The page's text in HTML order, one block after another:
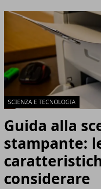
SCIENZA E TECNOLOGIA
Guida alla
stampante:
considerare